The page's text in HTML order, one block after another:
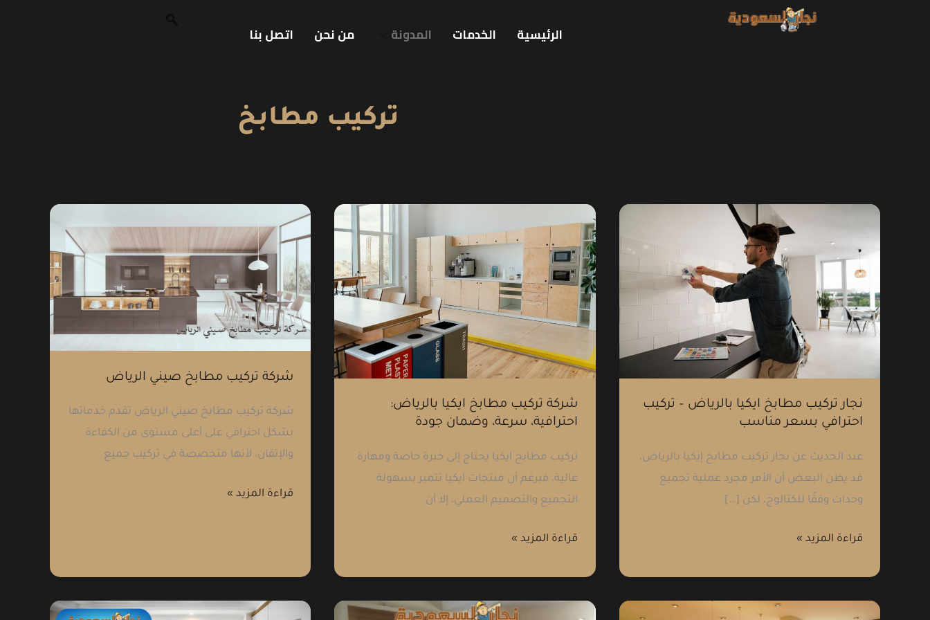
الرئيسية الخدمات المدونة من نحن اتصل بنا
تركيب مطابخ
نجار تركيب مطابخ ايكيا بالرياض – تركيب
احترافي بسعر مناسب
عند الحديث عن نجار تركيب مطابخ إيكيا بالرياض،
قد يظن البعض أن الأمر مجرد عملية تجميع
وحدات وفقًا للكتالوج، لكن […]
تركيب
مطابخ
ايكيا
بالرياض
–
احترافي
بسعر
مناسب
قراءة المزيد »
شركة تركيب مطابخ ايكيا بالرياض:
احترافية، سرعة، وضمان جودة
تركيب مطابخ ايكيا يحتاج إلى خبرة خاصة ومهارة
عالية، فبرغم أن منتجات ايكيا تتميز بسهولة
التجميع والتصميم العملي، إلا أن
تركيب
مطابخ
ايكيا
بالرياض:
سرعة،
وضمان
جودة
قراءة المزيد »
شركة تركيب مطابخ صيني الرياض
شركة تركيب مطابخ صيني الرياض تقدم خدماتها
بشكل احترافي على أعلى مستوى من الكفاءة
والإتقان، لأنها متخصصة في تركيب جميع
شركة
تركيب
مطابخ
صيني
الرياض
قراءة المزيد »